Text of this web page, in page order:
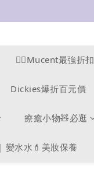
❤️‍🔥Mucent最強折扣
Dickies爆折百元價
療癒小物🧸必逛
｜變水水💄美妝保養